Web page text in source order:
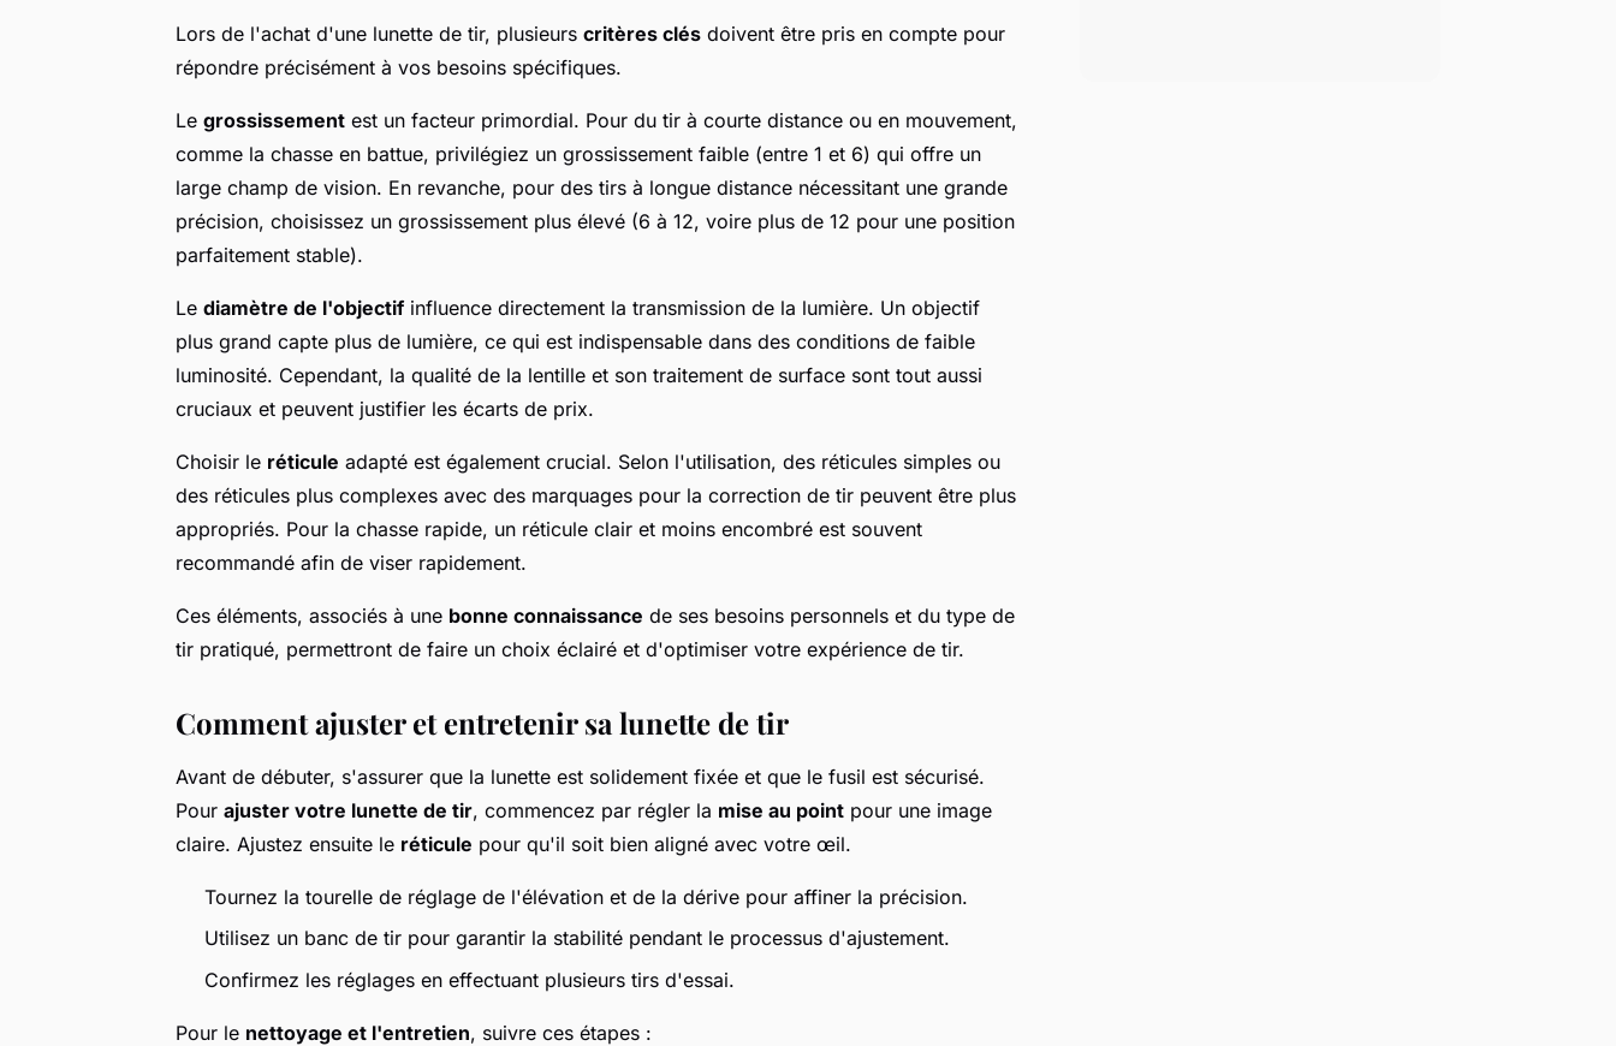
Lors de l'achat d'une lunette de tir, plusieurs critères clés doivent être pris en compte pour
répondre précisément à vos besoins spécifiques.
Le grossissement est un facteur primordial. Pour du tir à courte distance ou en mouvement,
comme la chasse en battue, privilégiez un grossissement faible (entre 1 et 6) qui offre un
large champ de vision. En revanche, pour des tirs à longue distance nécessitant une grande
précision, choisissez un grossissement plus élevé (6 à 12, voire plus de 12 pour une position
parfaitement stable).
Le diamètre de l'objectifinfluence directement la transmission de la lumière. Un objectif
plus grand capte plus de lumière, ce qui est indispensable dans des conditions de faible
luminosité. Cependant, la qualité de la lentille et son traitement de surface sont tout aussi
cruciaux et peuvent justifier les écarts de prix.
Choisir le réticule adapté est également crucial. Selon l'utilisation, des réticules simples ou
des réticules plus complexes avec des marquages pour la correction de tir peuvent être plus
appropriés. Pour la chasse rapide, un réticule clair et moins encombré est souvent
recommandé afin de viser rapidement.
Ces éléments, associés à une bonne connaissance de ses besoins personnels et du type de
tir pratiqué, permettront de faire un choix éclairé et d'optimiser votre expérience de tir.
Comment ajuster et entretenir sa lunette de tir
Avant de débuter, s'assurer que la lunette est solidement fixée et que le fusil est sécurisé.
Pour ajuster votre lunette de tir, commencez par régler la mise au point pour une image
claire. Ajustez ensuite le réticule pour qu'il soit bien aligné avec votre œil.
Tournez la tourelle de réglage de l'élévation et de la dérive pour affiner la précision.
Utilisez un banc de tir pour garantir la stabilité pendant le processus d'ajustement.
Confirmez les réglages en effectuant plusieurs tirs d'essai.
Pour le nettoyage et l'entretien, suivre ces étapes :